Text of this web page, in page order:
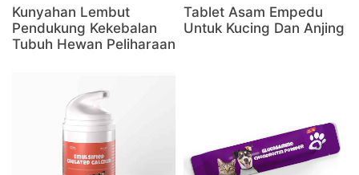
Kunyahan Lembut
Pendukung Kekebalan
Tubuh Hewan Peliharaan
Tablet Asam Empedu
Untuk Kucing Dan Anjing